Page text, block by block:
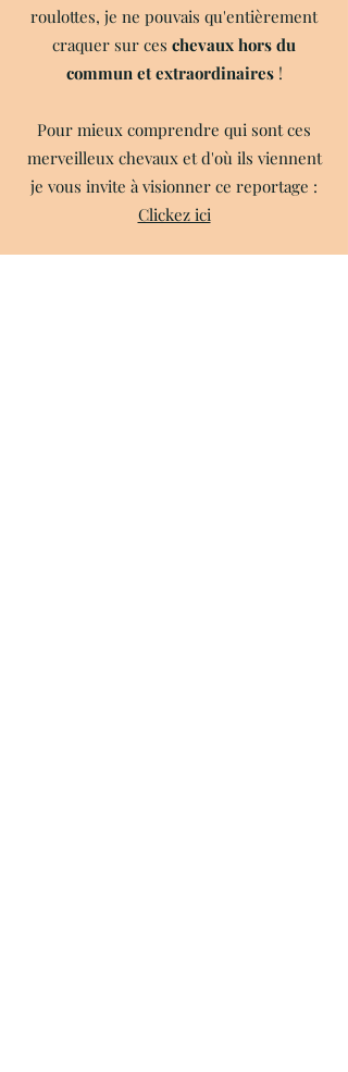
roulottes, je ne pouvais qu'entièrement
craquer sur ces chevaux hors du
commun et extraordinaires!
Pour mieux comprendre qui sont ces
merveilleux chevaux et d'où ils viennent
je vous invite à visionner ce reportage :
Clickez ici